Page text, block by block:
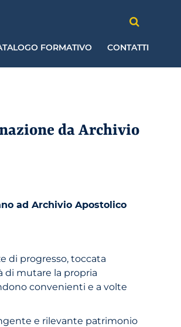
FORMATIVO CONTATTI
da Archivio
ad Archivio Apostolico
di progresso, toccata
di mutare la propria
convenienti e a volte
e rilevante patrimonio